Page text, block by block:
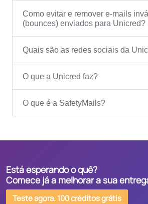
Como evitar e remover e-mails
(bounces) enviados para Unicred?
Quais são as redes sociais da
O que a Unicred faz?
O que é a SafetyMails?
Está esperando o quê?
Comece já a melhorar a sua
Teste agora. 100 créditos grátis